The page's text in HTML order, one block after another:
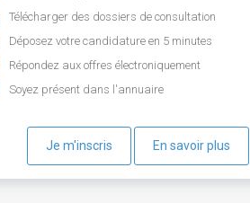
Télécharger des dossiers de consultation
Déposez votre candidature en 5 minutes
Répondez aux offres électroniquement
Soyez présent dans l'annuaire
Je m'inscris En savoir plus